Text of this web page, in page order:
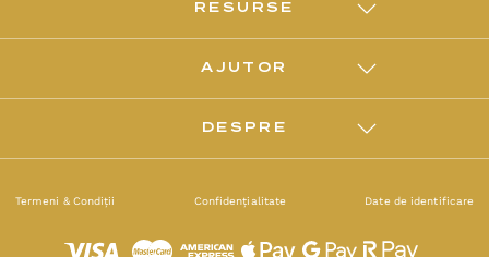
RESURSE
AJUTOR
DESPRE
Termeni & Condiții Confidențialitate Date de identificare